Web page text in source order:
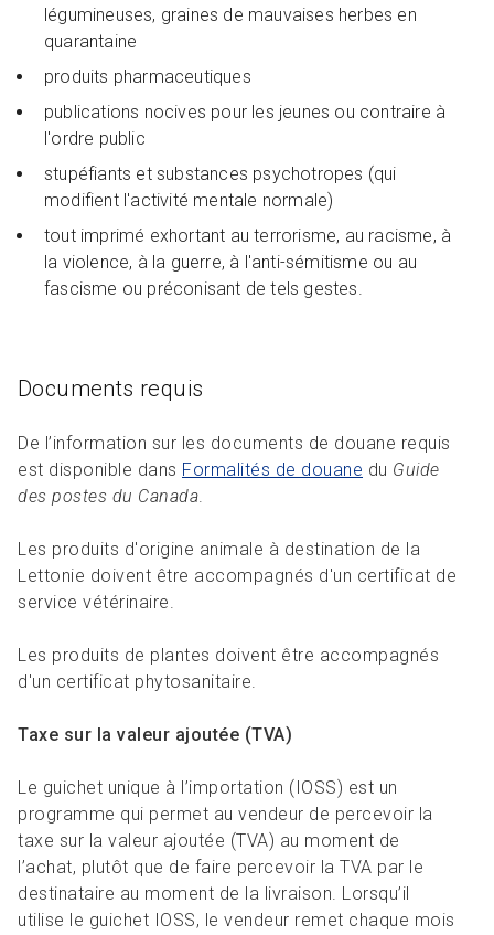
légumineuses, graines de mauvaises herbes en
quarantaine
produits pharmaceutiques
publications nocives pour les jeunes ou contraire à
l'ordre public
stupéfiants et substances psychotropes (qui
modifient l'activité mentale normale)
tout imprimé exhortant au terrorisme, au racisme, à
la violence, à la guerre, à l'anti-sémitisme ou au
fascisme ou préconisant de tels gestes.
Documents requis
De l’information sur les documents de douane requis
est disponible dans Formalités de douane du Guide
des postes du Canada.
Les produits d'origine animale à destination de la
Lettonie doivent être accompagnés d'un certificat de
service vétérinaire.
Les produits de plantes doivent être accompagnés
d'un certificat phytosanitaire.
Taxe sur la valeur ajoutée (TVA)
Le guichet unique à l’importation (IOSS) est un
programme qui permet au vendeur de percevoir la
taxe sur la valeur ajoutée (TVA) au moment de
l’achat, plutôt que de faire percevoir la TVA par le
destinataire au moment de la livraison. Lorsqu’il
utilise le guichet IOSS, le vendeur remet chaque mois